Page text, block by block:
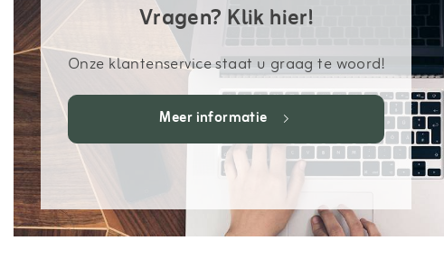
Vragen? Klik hier!
Onze klantenservice staat u graag te woord!
Meer informatie